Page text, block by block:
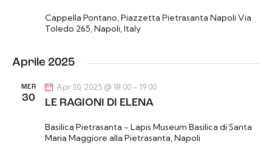
Cappella Pontano, Piazzetta Pietrasanta NapoliVia
Toledo 265, Napoli, Italy
Aprile 2025
MER
30 LE RAGIONI DI ELENA
Apr 30, 2025 @ 18:00 - 19:00
Basilica Pietrasanta - Lapis Museum Basilica di Santa
Maria Maggiore alla Pietrasanta, Napoli